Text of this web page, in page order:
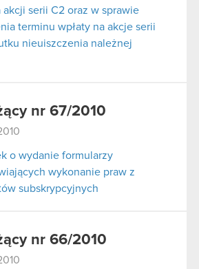
akcji serii C2 oraz w sprawie
terminu wpłaty na akcje serii
nieuiszczenia należnej
nr 67/2010
o wydanie formularzy
wykonanie praw z
subskrypcyjnych
nr 66/2010